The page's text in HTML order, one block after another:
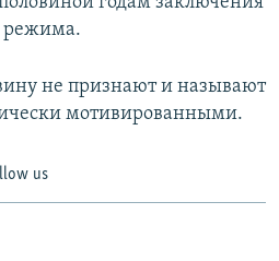
режима.
не признают и называют
мотивированными.
us